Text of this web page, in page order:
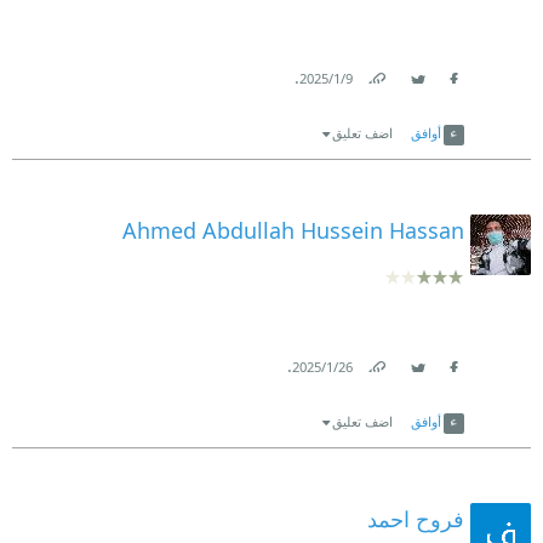
9‏/1‏/2025
.
أوافق اضف تعليق
Ahmed Abdullah Hussein Hassan
26‏/1‏/2025
.
أوافق اضف تعليق
فروح احمد